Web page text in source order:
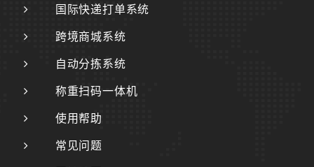
国际快递打单系统
跨境商城系统
自动分拣系统
称重扫码一体机
使用帮助
常见问题